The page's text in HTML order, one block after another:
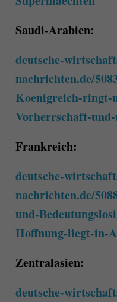
Saudi-Arabien:
deutsche-
nachrichten.de/
Koenigreich-ringt-
Vorherrschaft-
Frankreich:
deutsche-
nachrichten.de/
und-
Hoffnung-liegt-in-
Zentralasien:
deutsche-